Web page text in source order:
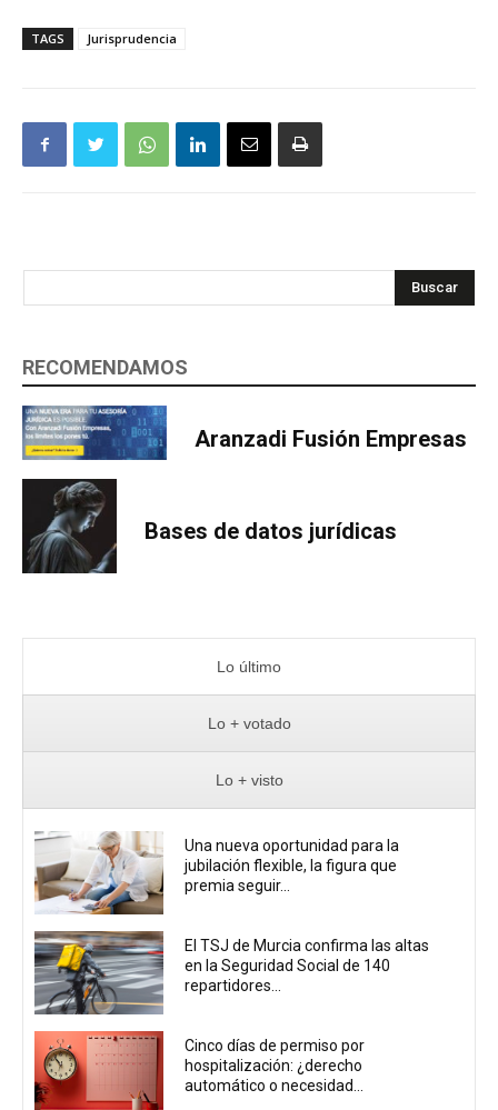
TAGS Jurisprudencia
Buscar
RECOMENDAMOS
Aranzadi Fusión Empresas
Bases de datos jurídicas
Lo último
Lo + votado
Lo + visto
Una nueva oportunidad para la
jubilación flexible, la figura que
premia seguir...
El TSJ de Murcia confirma las altas
en la Seguridad Social de 140
repartidores...
Cinco días de permiso por
hospitalización: ¿derecho
automático o necesidad...